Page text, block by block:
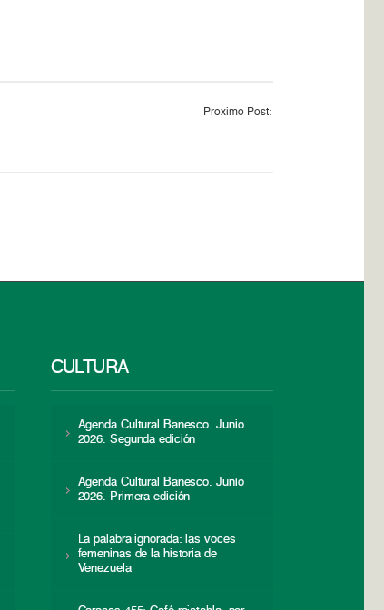
Proximo Post:
CULTURA
Agenda Cultural Banesco. Junio
2026. Segunda edición
Agenda Cultural Banesco. Junio
2026. Primera edición
La palabra ignorada: las voces
femeninas de la historia de
Venezuela